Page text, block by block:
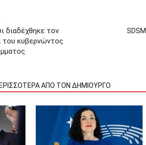
διαδέχθηκε τον
του κυβερνώντος
ΑΠΟ ΤΟΝ ΔΗΜΙΟΥΡΓΟ